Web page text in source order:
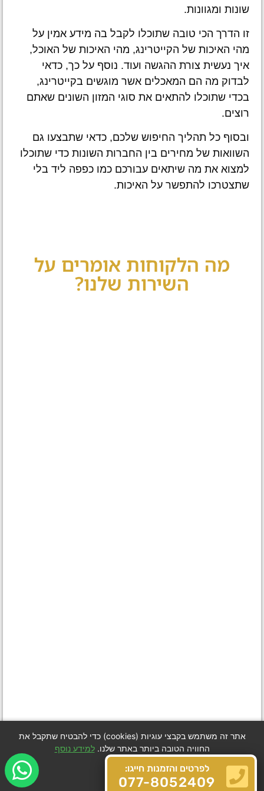
שונות ומגוונות.
זו הדרך הכי טובה שתוכלו לקבל בה מידע אמין על
מהי האיכות של הקייטרינג, מהי האיכות של האוכל,
איך נעשית צורת ההגשה ועוד. נוסף על כך, כדאי
לבדוק מה הם המאכלים אשר מוגשים בקייטרינג,
בכדי שתוכלו להתאים את סוגי המזון השונים שאתם
רוצים.
ובסוף כל תהליך החיפוש שלכם, כדאי שתבצעו גם
השוואות של מחירים בין החברות השונות כדי שתוכלו
למצוא את מה שיתאים עבורכם כמו כפפה ליד בלי
שתצטרכו להתפשר על האיכות.
מה הלקוחות אומרים על
השירות שלנו?
אתר זה משתמש בקבצי עוגיות (cookies) כדי להבטיח שתקבל את
החוויה הטובה ביותר באתר שלנו.למידע נוסף
Got it
לפרטים והזמנות חייגו:
077-8052409